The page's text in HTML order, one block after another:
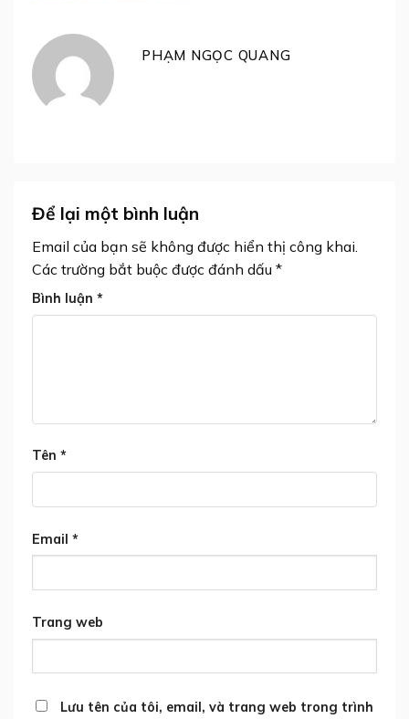
PHẠM NGỌC QUANG
Để lại một bình luận
Email của bạn sẽ không được hiển thị công khai.
Các trường bắt buộc được đánh dấu *
Bình luận *
Tên *
Email *
Trang web
Lưu tên của tôi, email, và trang web trong trình